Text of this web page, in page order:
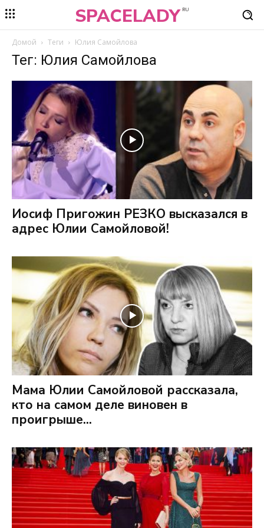
SPACELADY RU
Домой Теги Юлия Самойлова
Тег: Юлия Самойлова
Иосиф Пригожин РЕЗКО высказался в
адрес Юлии Самойловой!
Мама Юлии Самойловой рассказала,
кто на самом деле виновен в
проигрыше...